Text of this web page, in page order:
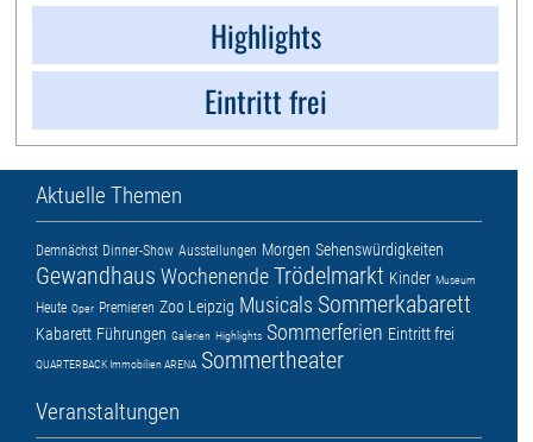
Highlights
Eintritt frei
Aktuelle Themen
Demnächst Dinner-Show Ausstellungen Morgen Sehenswürdigkeiten
Gewandhaus WochenendeTrödelmarkt Kinder Museum
Heute Oper Premieren Zoo Leipzig Musicals Sommerkabarett
Kabarett Führungen Galerien Highlights Sommerferien Eintritt frei
QUARTERBACK Immobilien ARENA Sommertheater
Veranstaltungen